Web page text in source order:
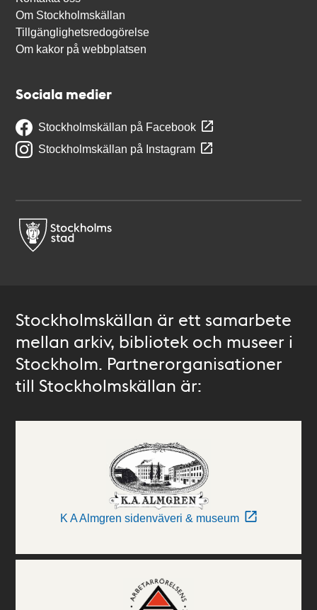
Om Stockholmskällan
Tillgänglighetsredogörelse
Om kakor på webbplatsen
Sociala medier
Stockholmskällan på Facebook
Stockholmskällan på Instagram
Stockholmskällan är ett samarbete
mellan arkiv, bibliotek och museer i
Stockholm. Partnerorganisationer
till Stockholmskällan är:
K A Almgren sidenväveri & museum